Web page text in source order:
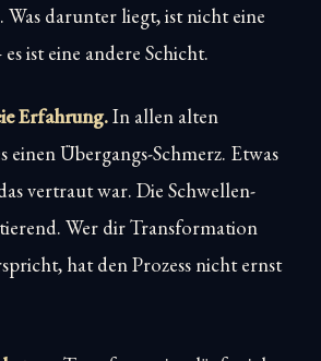
Was darunter liegt, ist nicht eine
ist eine andere Schicht.
Erfahrung.In allen alten
einen Übergangs-Schmerz. Etwas
vertraut war. Die Schwellen-
Wer dir Transformation
hat den Prozess nicht ernst